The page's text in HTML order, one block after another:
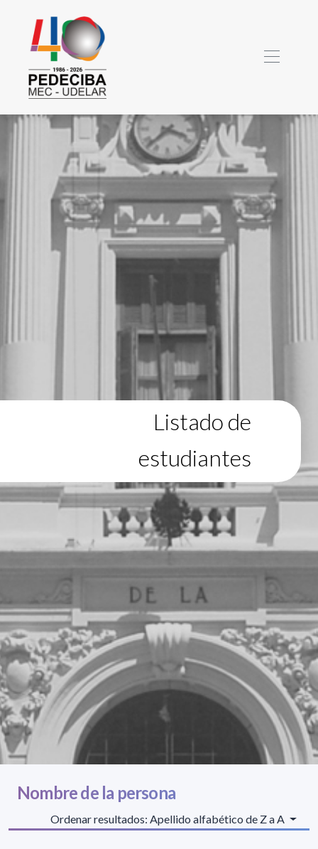
Listado de
estudiantes
Nombre de la persona
Ordenar resultados: Apellido alfabético de Z a A